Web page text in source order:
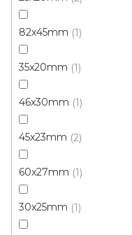
82x45mm 1
35x20mm 1
46x30mm 1
45x23mm 2
60x27mm 1
30x25mm 1
Parketová
96 Kč